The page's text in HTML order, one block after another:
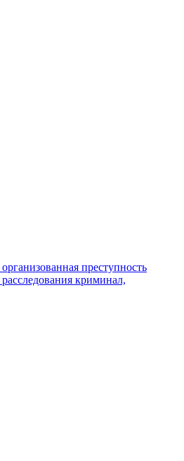
организованная преступность
расследования криминал,